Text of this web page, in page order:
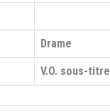
Drame
V.O. sous-